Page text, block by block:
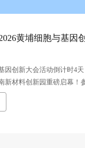
黄埔细胞与基因
炉；嘉德乐
因创新大会活动倒计时4
新材料创新园重磅启幕！
），请查收此参会指南！